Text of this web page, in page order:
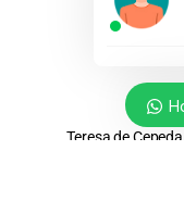
Teresa de